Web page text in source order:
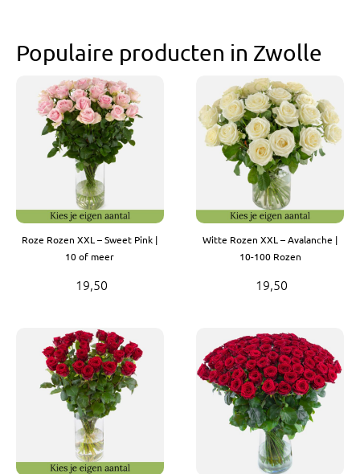
Populaire producten in Zwolle
Roze Rozen XXL – Sweet Pink |
10 of meer
19,50
Witte Rozen XXL – Avalanche |
10-100 Rozen
19,50